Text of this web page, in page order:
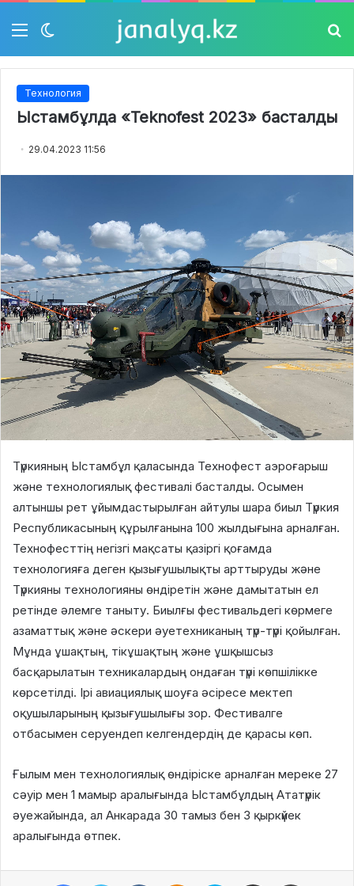
Мәзір
skin
Технология
Ыстамбұлда «Teknofest 2023» басталды
29.04.2023 11:56
Түркияның Ыстамбұл қаласында Технофест аэроғарыш
және технологиялық фестивалі басталды. Осымен
алтыншы рет ұйымдастырылған айтулы шара биыл Түркия
Республикасының құрылғанына 100 жылдығына арналған.
Технофесттің негізгі мақсаты қазіргі қоғамда
технологияға деген қызығушылықты арттыруды және
Түркияны технологияны өндіретін және дамытатын ел
ретінде әлемге таныту. Биылғы фестивальдегі көрмеге
азаматтық және әскери әуетехниканың түр-түрі қойылған.
Мұнда ұшақтың, тікұшақтың және ұшқышсыз
басқарылатын техникалардың ондаған түрі көпшілікке
көрсетілді. Ірі авиациялық шоуға әсіресе мектеп
оқушыларының қызығушылығы зор. Фестивалге
отбасымен серуендеп келгендердің де қарасы көп.
Ғылым мен технологиялық өндіріске арналған мереке 27
сәуір мен 1 мамыр аралығында Ыстамбұлдың Ататүрік
әуежайында, ал Анкарада 30 тамыз бен 3 қыркүйек
аралығында өтпек.